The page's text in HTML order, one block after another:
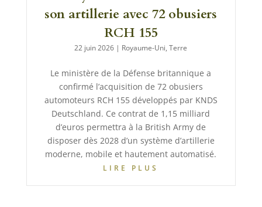
son artillerie avec 72 obusiers
RCH 155
22 juin 2026 | Royaume-Uni,Terre
Le ministère de la Défense britannique a
confirmé l’acquisition de 72 obusiers
automoteurs RCH 155 développés par KNDS
Deutschland. Ce contrat de 1,15 milliard
d’euros permettra à la British Army de
disposer dès 2028 d’un système d’artillerie
moderne, mobile et hautement automatisé.
LIRE PLUS